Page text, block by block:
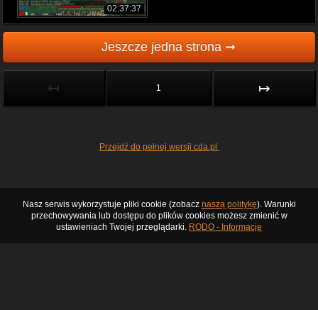
02:37:37
Jeszcze jedna strona ➞
↤ 1 ↦
Przejdź do pełnej wersji cda.pl
Nasz serwis wykorzystuje pliki cookie (zobacz naszą politykę). Warunki
przechowywania lub dostępu do plików cookies możesz zmienić w
ustawieniach Twojej przeglądarki. RODO - Informacje